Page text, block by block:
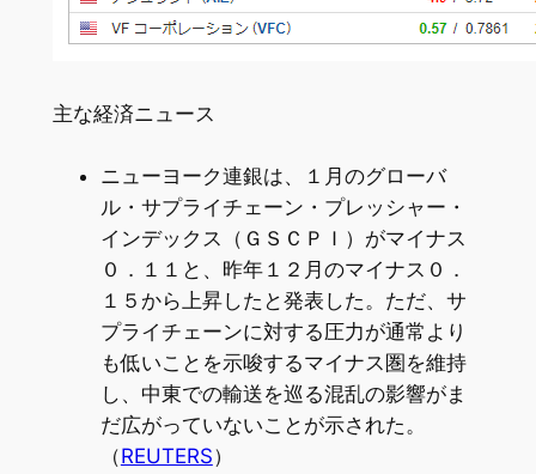
主な経済ニュース
ニューヨーク連銀は、１月のグローバ
ル・サプライチェーン・プレッシャー・
インデックス（ＧＳＣＰＩ）がマイナス
０．１１と、昨年１２月のマイナス０．
１５から上昇したと発表した。ただ、サ
プライチェーンに対する圧力が通常より
も低いことを示唆するマイナス圏を維持
し、中東での輸送を巡る混乱の影響がま
だ広がっていないことが示された。
（REUTERS）